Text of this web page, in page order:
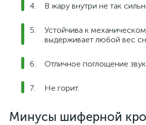
В жару внутри не так
Устойчива к
выдерживает любой вес
Отличное поглощение
Не горит.
Минусы шиферной